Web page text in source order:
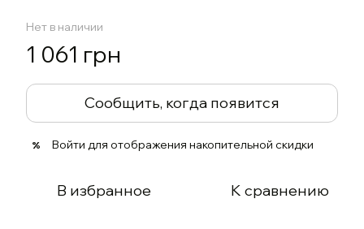
Нет в наличии
1 061 грн
Сообщить, когда появится
% Войти для отображения накопительной скидки
В избранное К сравнению